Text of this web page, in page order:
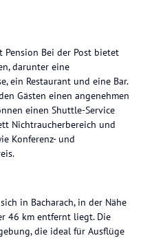
Bei der Post bietet
darunter eine
ein Restaurant und eine Bar.
Gästen einen angenehmen
einen Shuttle-Service
Nichtraucherbereich und
Konferenz- und
in Bacharach, in der Nähe
46 km entfernt liegt. Die
die ideal für Ausflüge